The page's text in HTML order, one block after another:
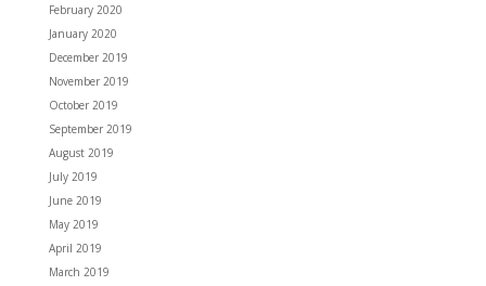
February 2020
January 2020
December 2019
November 2019
October 2019
September 2019
August 2019
July 2019
June 2019
May 2019
April 2019
March 2019